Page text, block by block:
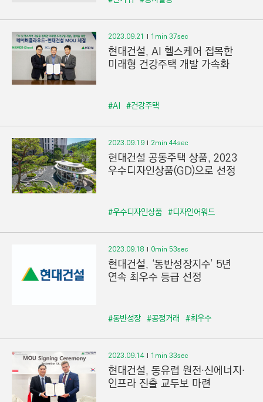
2023.09.21 1min 37sec
현대건설, AI 헬스케어 접목한
미래형 건강주택 개발 가속화
#AI #건강주택
2023.09.19 2min 44sec
현대건설 공동주택 상품, 2023
우수디자인상품(GD)으로 선정
#우수디자인상품 #디자인어워드
2023.09.18 0min 53sec
현대건설, ‘동반성장지수’ 5년
연속 최우수 등급 선정
#동반성장 #공정거래 #최우수
2023.09.14 1min 33sec
현대건설, 동유럽 원전·신에너지·
인프라 진출 교두보 마련